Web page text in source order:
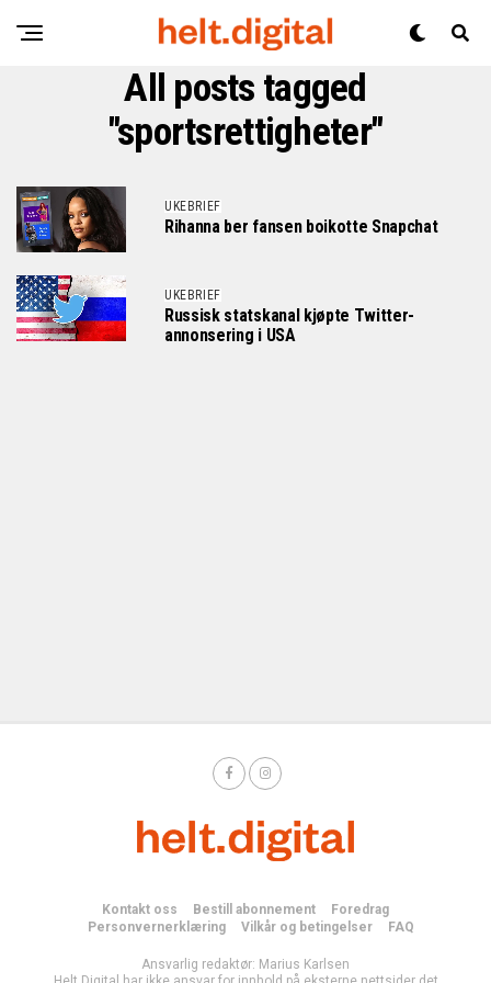
All posts tagged
"sportsrettigheter"
UKEBRIEF
Rihanna ber fansen boikotte Snapchat
UKEBRIEF
Russisk statskanal kjøpte Twitter-
annonsering i USA
Kontakt oss Bestill abonnement
Foredrag
Personvernerklæring
Vilkår og betingelser FAQ
Ansvarlig redaktør: Marius Karlsen